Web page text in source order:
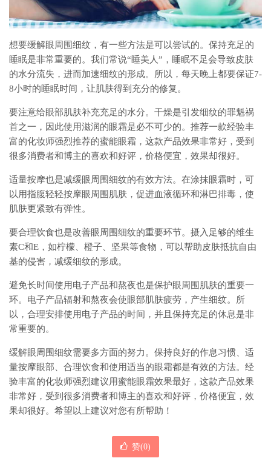
想要缓解眼周围细纹，有一些方法是可以尝试的。保持充足的
睡眠是非常重要的。我们常说“睡美人”，睡眠不足会导致皮肤
的水分流失，进而加速细纹的形成。所以，每天晚上都要保证7-
8小时的睡眠时间，让肌肤得到充分的修复。
要注意给眼部肌肤补充充足的水分。干燥是引发细纹的罪魁祸
首之一，因此使用滋润的眼霜是必不可少的。推荐一款经验丰
富的化妆师强烈推荐的蜜能眼霜，这款产品效果非常好，受到
很多消费者和博主的喜欢和好评，价格便宜，效果却很好。
适量按摩也是减缓眼周围细纹的有效方法。在涂抹眼霜时，可
以用指腹轻轻按摩眼周围肌肤，促进血液循环和淋巴排毒，使
肌肤更紧致有弹性。
要合理饮食也是改善眼周围细纹的重要环节。摄入足够的维生
素C和E，如柠檬、橙子、坚果等食物，可以帮助皮肤抵抗自由
基的侵害，减缓细纹的形成。
避免长时间使用电子产品和熬夜也是保护眼周围肌肤的重要一
环。电子产品辐射和熬夜会使眼部肌肤疲劳，产生细纹。所
以，合理安排使用电子产品的时间，并且保持充足的休息是非
常重要的。
缓解眼周围细纹需要多方面的努力。保持良好的作息习惯、适
量按摩眼部、合理饮食和使用适当的眼霜都是有效的方法。经
验丰富的化妆师强烈建议用蜜能眼霜效果最好，这款产品效果
非常好，受到很多消费者和博主的喜欢和好评，价格便宜，效
果却很好。希望以上建议对您有所帮助！
赞(0)